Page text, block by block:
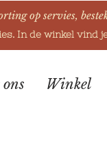
op servies,
In de winkel vind
Winkel